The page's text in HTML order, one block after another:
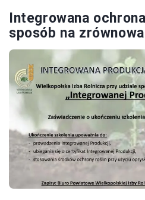
Integrowana
sposób na